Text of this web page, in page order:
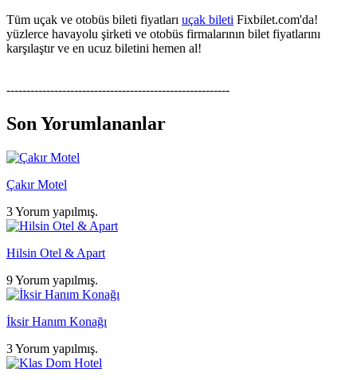
Tüm uçak ve otobüs bileti fiyatları uçak bileti Fixbilet.com'da!
yüzlerce havayolu şirketi ve otobüs firmalarının bilet fiyatlarını
karşılaştır ve en ucuz biletini hemen al!
--------------------------------------------------------
Son Yorumlananlar
Çakır Motel
3 Yorum yapılmış.
Hilsin Otel & Apart
9 Yorum yapılmış.
İksir Hanım Konağı
3 Yorum yapılmış.